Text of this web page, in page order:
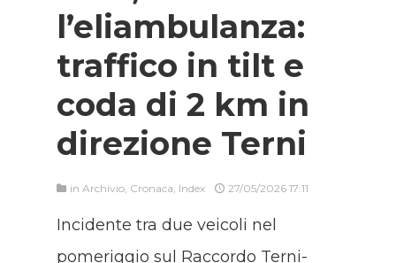
l’eliambulanza:
traffico in tilt e
coda di 2 km in
direzione Terni
in Archivio, Cronaca, Index 27/05/2026 17:11
Incidente tra due veicoli nel
pomeriggio sul Raccordo Terni-